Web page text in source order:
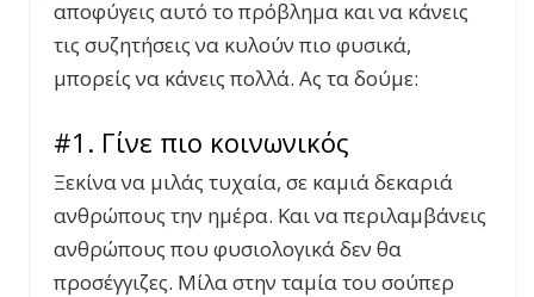
αποφύγεις αυτό το πρόβλημα και να κάνεις
τις συζητήσεις να κυλούν πιο φυσικά,
μπορείς να κάνεις πολλά. Ας τα δούμε:
#1. Γίνε πιο κοινωνικός
Ξεκίνα να μιλάς τυχαία, σε καμιά δεκαριά
ανθρώπους την ημέρα. Και να περιλαμβάνεις
ανθρώπους που φυσιολογικά δεν θα
προσέγγιζες. Μίλα στην ταμία του σούπερ